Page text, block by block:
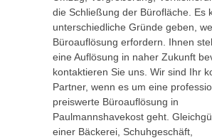
die Schließung der Bürofläche. Es
unterschiedliche Gründe geben,
Büroauflösung erfordern. Ihnen
eine Auflösung in naher Zukunft
kontaktieren Sie uns. Wir sind Ihr
Partner, wenn es um eine
preiswerte Büroauflösung in
Paulmannshavekost geht.
einer Bäckerei, Schuhgeschäft,